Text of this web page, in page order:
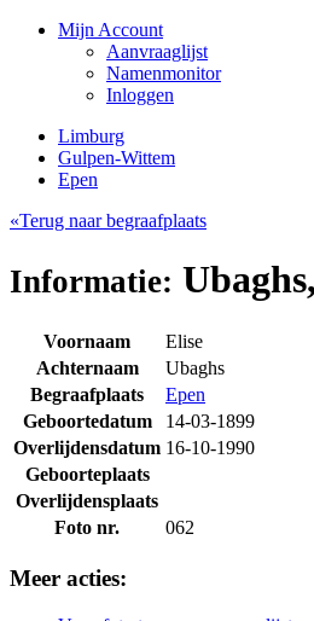
Mijn Account
Aanvraaglijst
Namenmonitor
Inloggen
Limburg
Gulpen-Wittem
Epen
«Terug naar begraafplaats
Informatie:
Voornaam
Elise
Achternaam
Ubaghs
Begraafplaats
Epen
Geboortedatum
14-03-1899
Overlijdensdatum 16-10-1990
Geboorteplaats
Overlijdensplaats
Foto nr.
062
Meer acties: